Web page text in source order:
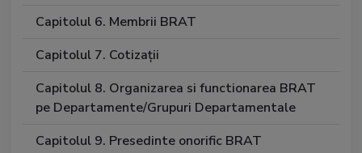
Capitolul 6. Membrii BRAT
Capitolul 7. Cotizații
Capitolul 8. Organizarea si functionarea BRAT
pe Departamente/Grupuri Departamentale
Capitolul 9. Presedinte onorific BRAT